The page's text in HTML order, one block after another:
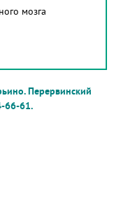
мозга
66-61.